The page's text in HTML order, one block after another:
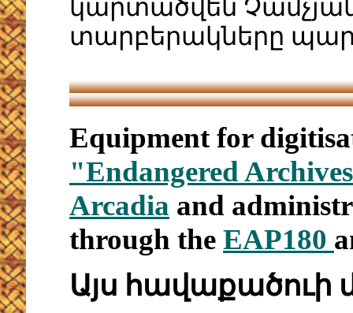
կարտածվեն
տարբերակները
Equipment for
"Endangered
Arcadia and
through the EAP180
Այս հավաքածուի